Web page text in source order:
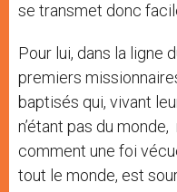
se transmet donc
Pour lui, dans la ligne
premiers
baptisés qui, vivant
n’étant pas du
comment une foi
tout le monde, est